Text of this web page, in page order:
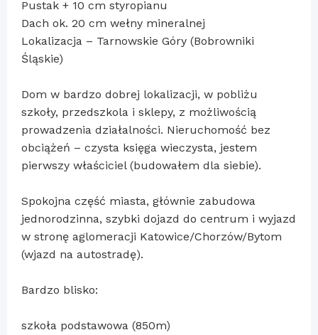
Pustak + 10 cm styropianu
Dach ok. 20 cm wełny mineralnej
Lokalizacja – Tarnowskie Góry (Bobrowniki
Śląskie)
Dom w bardzo dobrej lokalizacji, w pobliżu
szkoły, przedszkola i sklepy, z możliwością
prowadzenia działalności. Nieruchomość bez
obciążeń – czysta księga wieczysta, jestem
pierwszy właściciel (budowałem dla siebie).
Spokojna część miasta, głównie zabudowa
jednorodzinna, szybki dojazd do centrum i wyjazd
w stronę aglomeracji Katowice/Chorzów/Bytom
(wjazd na autostradę).
Bardzo blisko:
szkoła podstawowa (850m)